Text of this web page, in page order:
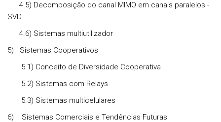
4.5) Decomposição do canal MIMO em canais paralelos -
SVD
4.6) Sistemas multiutilizador
5) Sistemas Cooperativos
5.1) Conceito de Diversidade Cooperativa
5.2) Sistemas com Relays
5.3) Sistemas multicelulares
6) Sistemas Comerciais e Tendências Futuras